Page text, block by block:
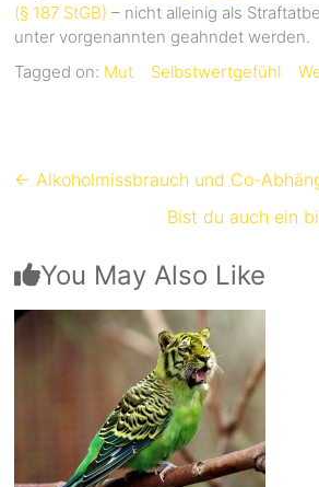
(§ 187 StGB) – nicht alleinig als
unter vorgenannten geahndet werden.
Tagged on: Mut Selbstwertgefühl
← Alkoholmissbrauch und Co-
Bist du auch ein
You May Also Like